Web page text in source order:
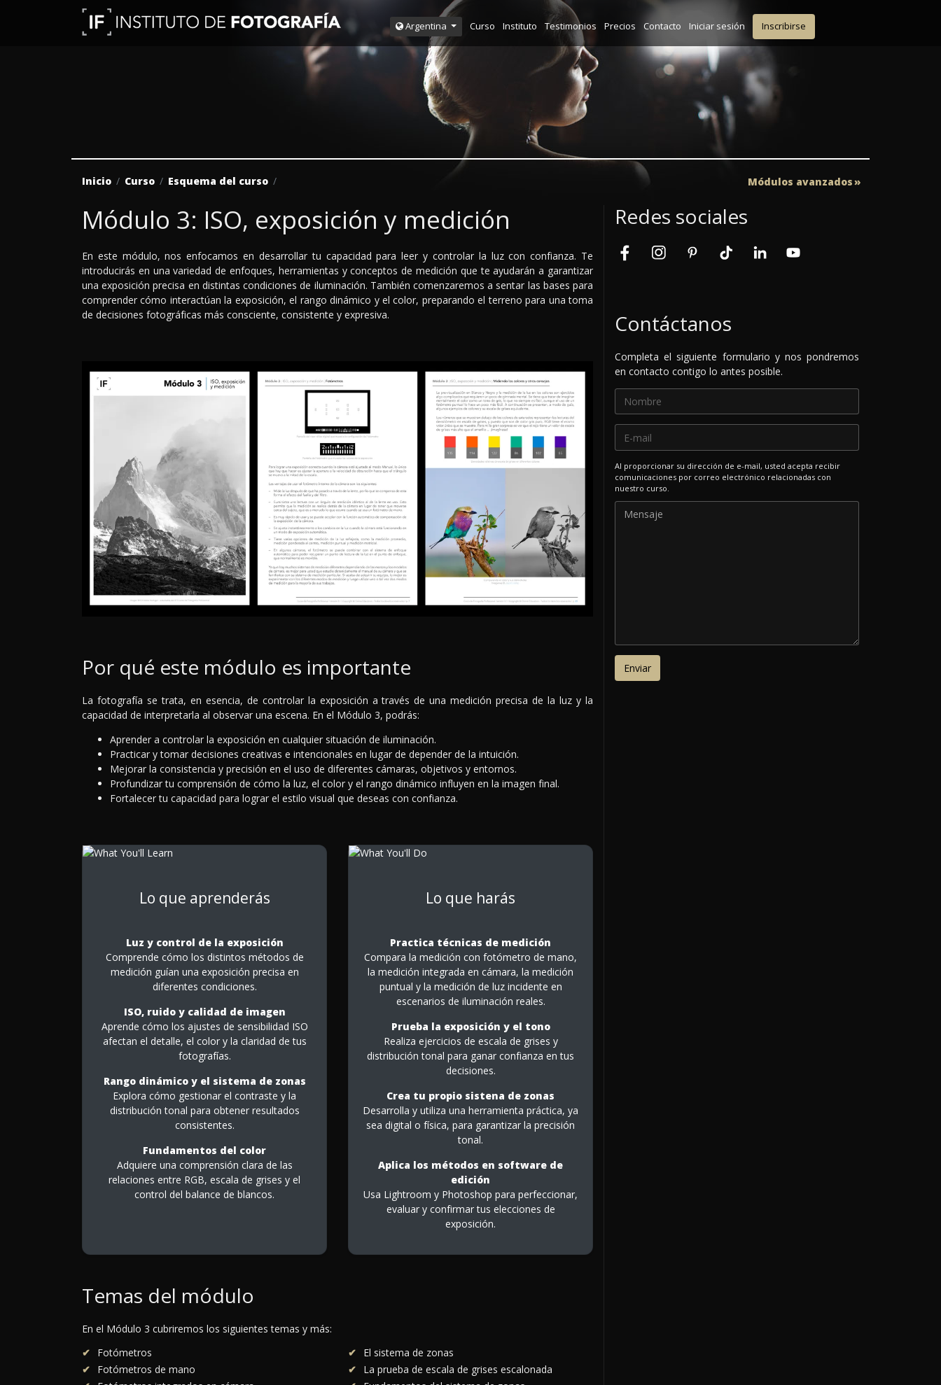
Argentina Curso Instituto Testimonios Precios Contacto Iniciar sesión Inscribirse
Inicio Curso Esquema del curso Módulos avanzados
Módulo 3: ISO, exposición y medición
En este módulo, nos enfocamos en desarrollar tu capacidad para leer y controlar la luz con confianza. Te
introducirás en una variedad de enfoques, herramientas y conceptos de medición que te ayudarán a garantizar
una exposición precisa en distintas condiciones de iluminación. También comenzaremos a sentar las bases para
comprender cómo interactúan la exposición, el rango dinámico y el color, preparando el terreno para una toma
de decisiones fotográficas más consciente, consistente y expresiva.
Por qué este módulo es importante
La fotografía se trata, en esencia, de controlar la exposición a través de una medición precisa de la luz y la
capacidad de interpretarla al observar una escena. En el Módulo 3, podrás:
Aprender a controlar la exposición en cualquier situación de iluminación.
Practicar y tomar decisiones creativas e intencionales en lugar de depender de la intuición.
Mejorar la consistencia y precisión en el uso de diferentes cámaras, objetivos y entornos.
Profundizar tu comprensión de cómo la luz, el color y el rango dinámico influyen en la imagen final.
Fortalecer tu capacidad para lograr el estilo visual que deseas con confianza.
Lo que aprenderás
Luz y control de la exposición
Comprende cómo los distintos métodos de
medición guían una exposición precisa en
diferentes condiciones.
ISO, ruido y calidad de imagen
Aprende cómo los ajustes de sensibilidad ISO
afectan el detalle, el color y la claridad de tus
fotografías.
Rango dinámico y el sistema de zonas
Explora cómo gestionar el contraste y la
distribución tonal para obtener resultados
consistentes.
Fundamentos del color
Adquiere una comprensión clara de las
relaciones entre RGB, escala de grises y el
control del balance de blancos.
Lo que harás
Practica técnicas de medición
Compara la medición con fotómetro de mano,
la medición integrada en cámara, la medición
puntual y la medición de luz incidente en
escenarios de iluminación reales.
Prueba la exposición y el tono
Realiza ejercicios de escala de grises y
distribución tonal para ganar confianza en tus
decisiones.
Crea tu propio sistena de zonas
Desarrolla y utiliza una herramienta práctica, ya
sea digital o física, para garantizar la precisión
tonal.
Aplica los métodos en software de
edición
Usa Lightroom y Photoshop para perfeccionar,
evaluar y confirmar tus elecciones de
exposición.
Temas del módulo
En el Módulo 3 cubriremos los siguientes temas y más:
Fotómetros
Fotómetros de mano
El sistema de zonas
La prueba de escala de grises escalonada
Redes sociales
Contáctanos
Completa el siguiente formulario y nos pondremos
en contacto contigo lo antes posible.
Al proporcionar su dirección de e-mail, usted acepta recibir
comunicaciones por correo electrónico relacionadas con
nuestro curso.